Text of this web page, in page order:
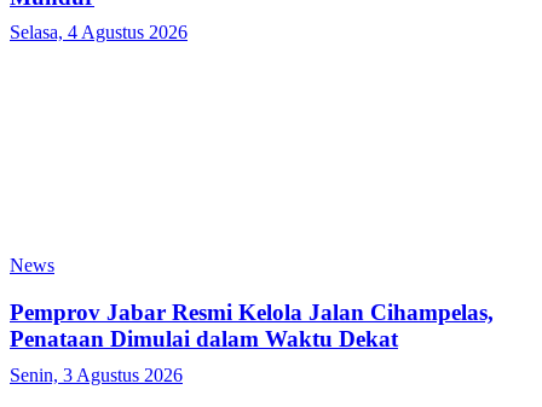
Selasa, 4 Agustus 2026
News
Pemprov Jabar Resmi Kelola Jalan Cihampelas,
Penataan Dimulai dalam Waktu Dekat
Senin, 3 Agustus 2026